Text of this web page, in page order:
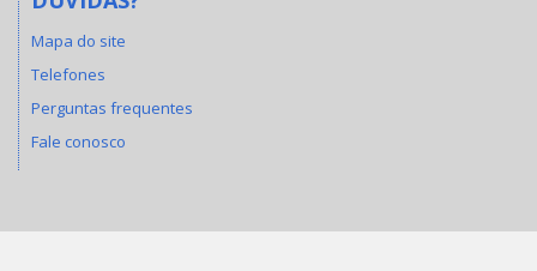
Mapa do site
Telefones
Perguntas frequentes
Fale conosco